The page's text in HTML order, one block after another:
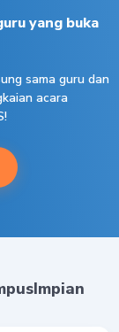
yang buka
sama guru dan
acara